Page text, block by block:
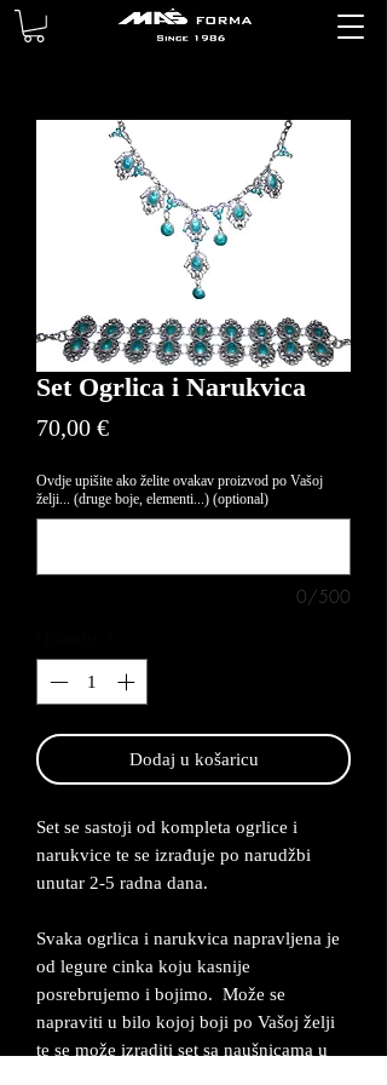
Set Ogrlica i Narukvica
70,00 €Price
Ovdje upišite ako želite ovakav proizvod po Vašoj
želji... (druge boje, elementi...) (optional)
0/500
Dodaj u košaricu
Set se sastoji od kompleta ogrlice i
narukvice te se izrađuje po narudžbi
unutar 2-5 radna dana.
Svaka ogrlica i narukvica napravljena je
od legure cinka koju kasnije
posrebrujemo i bojimo. Može se
napraviti u bilo kojoj boji po Vašoj želji
te se može izraditi set sa naušnicama u